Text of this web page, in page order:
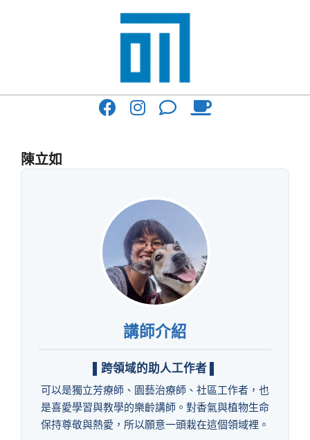
017
與
你
陳立如
講師介紹
▌跨領域的助人工作者 ▌
可以是獨立芳療師、園藝治療師、社區工作者，也
是喜愛學習與教學的樂齡講師。對香氣與植物生命
保持尊敬與熱愛，所以願意一頭栽在這個領域裡。